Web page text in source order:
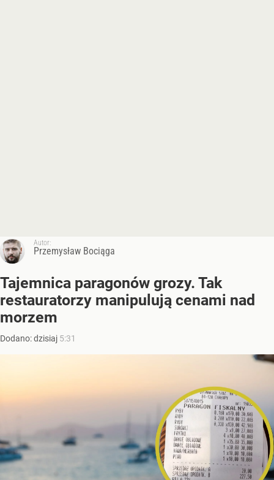
Autor:
Przemysław Bociąga
Tajemnica paragonów grozy. Tak
restauratorzy manipulują cenami nad
morzem
Dodano:dzisiaj 5:31